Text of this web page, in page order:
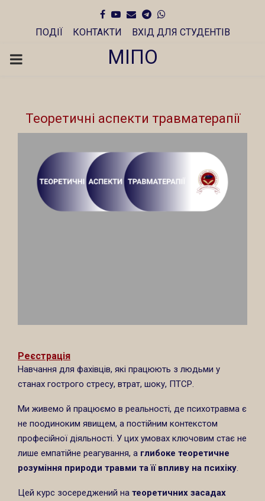
Facebook
Youtube
EmailTelegram
Whatsapp
ПОДІЇ
КОНТАКТИ ВХІД ДЛЯ СТУДЕНТІВ
PRIMARY
МІПО
Теоретичні аспекти травматерапії
Реєстрація
Навчання для фахівців, які працюють з людьми у
станах гострого стресу, втрат, шоку, ПТСР.
Ми живемо й працюємо в реальності, де психотравма є
не поодиноким явищем, а постійним контекстом
професійної діяльності. У цих умовах ключовим стає не
лише емпатійне реагування, а глибоке теоретичне
розуміння природи травми та її впливу на психіку.
Цей курс зосереджений на теоретичних засадах